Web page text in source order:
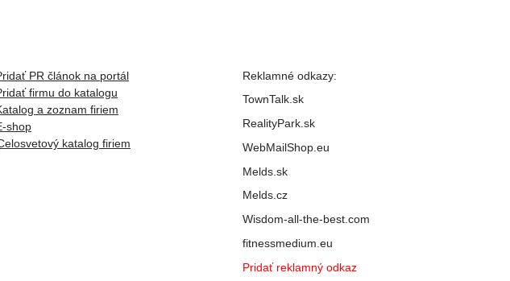
PR článok na portál
firmu do katalogu
a zoznam firiem
shop
katalog firiem
Reklamné odkazy:
TownTalk.sk
RealityPark.sk
WebMailShop.eu
Melds.sk
Melds.cz
Wisdom-all-the-best.com
fitnessmedium.eu
Pridať reklamný odkaz